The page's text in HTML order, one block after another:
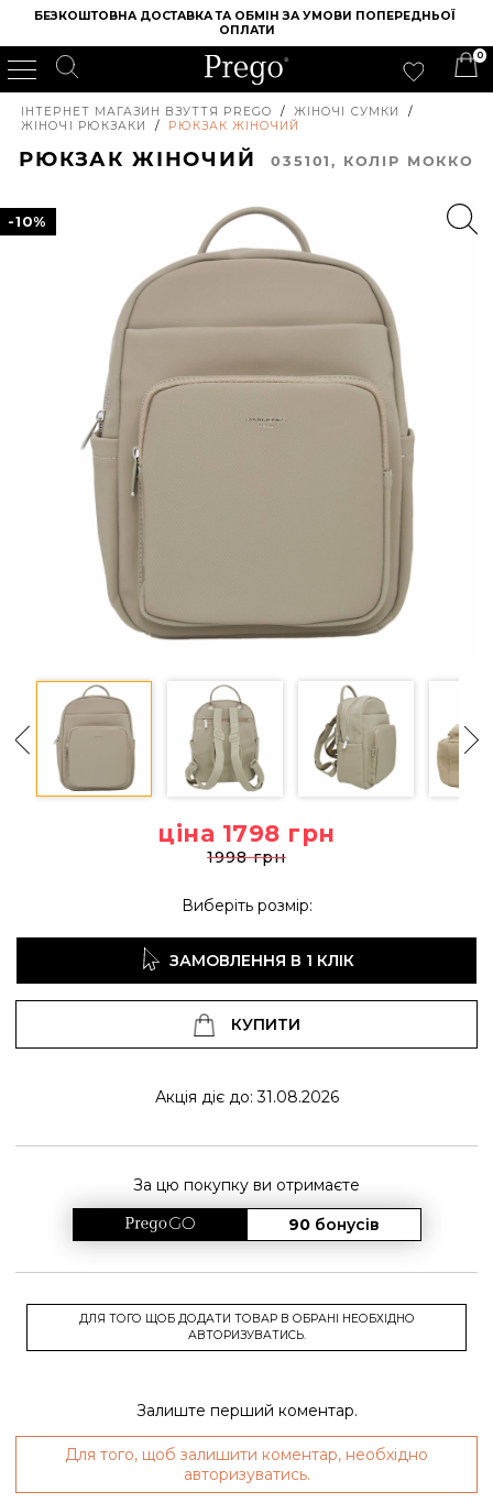
БЕЗКОШТОВНА ДОСТАВКА ТА ОБМІН ЗА УМОВИ ПОПЕРЕДНЬОЇ
ОПЛАТИ
0
ІНТЕРНЕТ МАГАЗИН ВЗУТТЯ PREGO / ЖІНОЧІ СУМКИ
/
ЖІНОЧІ РЮКЗАКИ
/ РЮКЗАК ЖІНОЧИЙ
РЮКЗАК ЖІНОЧИЙ035101, КОЛIР МОККО
-10%
ціна 1798 грн
1998 грн
Виберіть розмір:
ЗАМОВЛЕННЯ В 1 КЛІК
КУПИТИ
Акція діє до: 31.08.2026
За цю покупку ви отримаєте
90 бонусів
ДЛЯ ТОГО ЩОБ ДОДАТИ ТОВАР В ОБРАНІ НЕОБХІДНО
АВТОРИЗУВАТИСЬ.
Залиште перший коментар.
Для того, щоб залишити коментар, необхідно
авторизуватись.